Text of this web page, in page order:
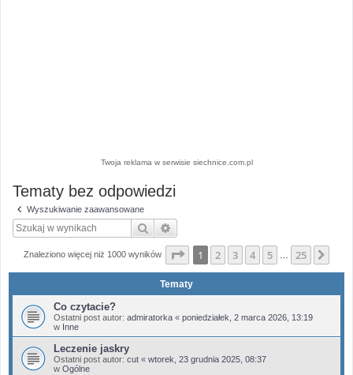
Twoja reklama w serwisie siechnice.com.pl
Tematy bez odpowiedzi
Wyszukiwanie zaawansowane
Szukaj
Znaleziono więcej niż 1000 wyników Strona z25
1 2 3 4 5 25
Tematy
Co czytacie?
Ostatni post autor: admiratorka « poniedziałek, 2 marca 2026, 13:19
w Inne
Leczenie jaskry
Ostatni post autor: cut « wtorek, 23 grudnia 2025, 08:37
w Ogólne